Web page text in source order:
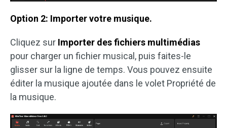
Option 2: Importer votre musique.
Cliquez sur Importer des fichiers multimédias
pour charger un fichier musical, puis faites-le
glisser sur la ligne de temps. Vous pouvez ensuite
éditer la musique ajoutée dans le volet Propriété de
la musique.